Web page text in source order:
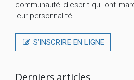
communauté d'esprit qui ont
leur personnalité.
S’INSCRIRE EN LIGNE